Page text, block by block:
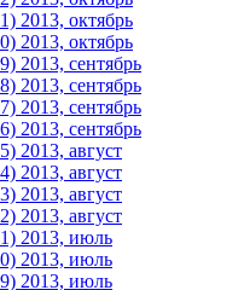
2013, октябрь
2013, октябрь
2013, сентябрь
2013, сентябрь
2013, сентябрь
2013, сентябрь
2013, август
2013, август
2013, август
2013, август
2013, июль
2013, июль
2013, июль